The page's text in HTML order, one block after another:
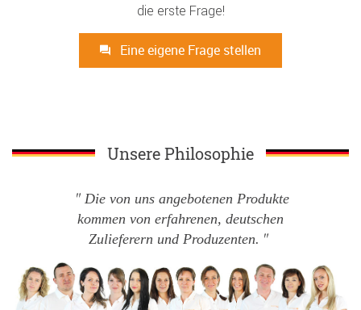
die erste Frage!
Eine eigene Frage stellen
Unsere Philosophie
Die von uns angebotenen Produkte
kommen von erfahrenen, deutschen
Zulieferern und Produzenten.